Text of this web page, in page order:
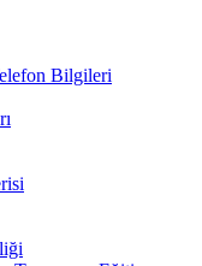
Bilgileri